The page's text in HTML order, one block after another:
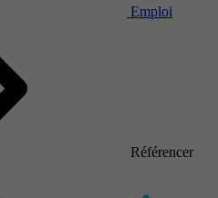
Emploi
Référencer